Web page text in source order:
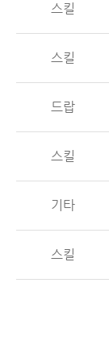
스킬
스킬
드랍
스킬
기타
스킬